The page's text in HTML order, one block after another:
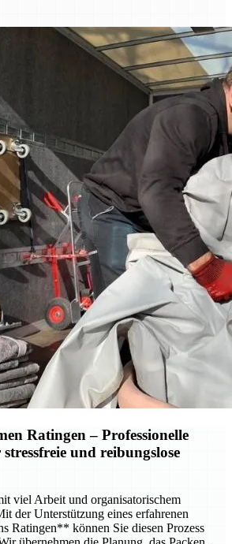
Ratingen – Professionelle
und reibungslose
viel Arbeit und organisatorischem
der Unterstützung eines erfahrenen
Ratingen** können Sie diesen Prozess